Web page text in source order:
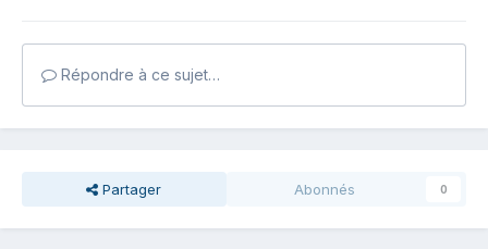
Répondre à ce sujet…
Partager Abonnés 0